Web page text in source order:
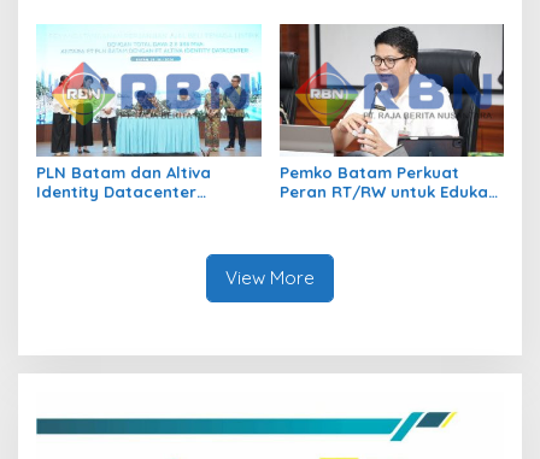
Pembangunan
PLN Batam dan Altiva
Identity Datacenter
sebagai Pusat Ekonomi
Pemko Batam Perkuat
Peran RT/RW untuk Edukasi
View More